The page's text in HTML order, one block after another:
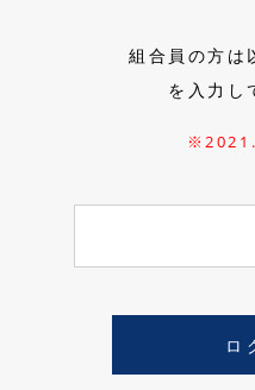
組合員の方は
を入力し